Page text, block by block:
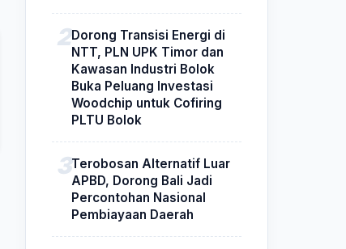
Dorong Transisi Energi di
NTT, PLN UPK Timor dan
Kawasan Industri Bolok
Buka Peluang Investasi
Woodchip untuk Cofiring
PLTU Bolok
Terobosan Alternatif Luar
APBD, Dorong Bali Jadi
Percontohan Nasional
Pembiayaan Daerah